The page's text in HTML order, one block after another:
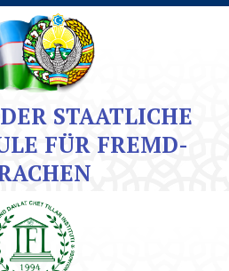
STAATLICHE
FÜR FREMD-